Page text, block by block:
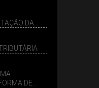
DA
DE